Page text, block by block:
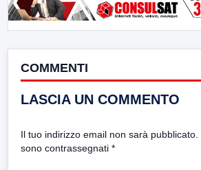
COMMENTI
LASCIA UN COMMENTO
Il tuo indirizzo email non sarà pubblicato.
sono contrassegnati *